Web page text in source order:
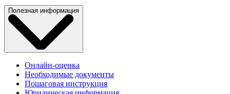
Полезная информация
Онлайн-оценка
Необходимые документы
Пошаговая инструкция